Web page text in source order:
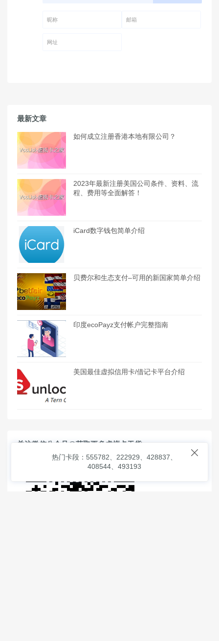
最新文章
如何成立注册香港本地有限公司？
2023年最新注册美国公司条件、资料、流
程、费用等全面解答！
iCard数字钱包简单介绍
贝费尔和生态支付–可用的新国家简单介绍
印度ecoPayz支付帐户完整指南
美国最佳虚拟信用卡/借记卡平台介绍
关注微信公众号@获取更多虚拟卡干货

热门卡段：555782、222929、428837、
408544、493193